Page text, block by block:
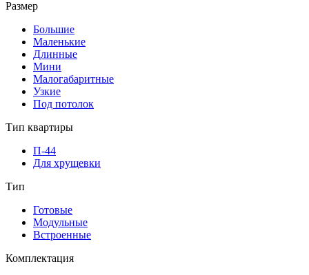
Размер
Большие
Маленькие
Длинные
Мини
Малогабаритные
Узкие
Под потолок
Тип квартиры
П-44
Для хрущевки
Тип
Готовые
Модульные
Встроенные
Комплектация